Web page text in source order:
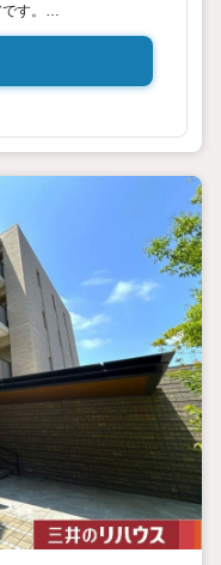
す。
商店街があり、スー
おります。
や武蔵小杉、都内の